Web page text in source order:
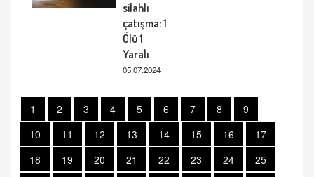
silahlı
çatışma: 1
Ölü 1
Yaralı
05.07.2024
1 2 3 4 5 6 7 8
9
10
11 12 13 14 15 16
17
18
19 20 21 22 23 24
25